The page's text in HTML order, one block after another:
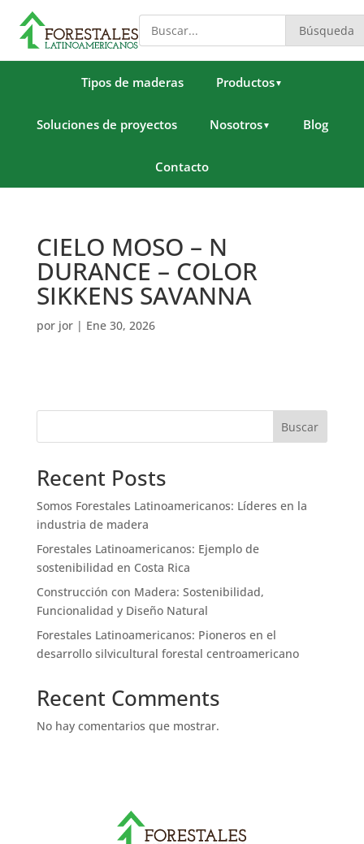
Búsqueda
Tipos de maderas Productos▼
Soluciones de proyectos Nosotros▼ Blog
Contacto
CIELO MOSO – N
DURANCE – COLOR
SIKKENS SAVANNA
por jor| Ene 30, 2026
Buscar
Recent Posts
Somos Forestales Latinoamericanos: Líderes en la
industria de madera
Forestales Latinoamericanos: Ejemplo de
sostenibilidad en Costa Rica
Construcción con Madera: Sostenibilidad,
Funcionalidad y Diseño Natural
Forestales Latinoamericanos: Pioneros en el
desarrollo silvicultural forestal centroamericano
Recent Comments
No hay comentarios que mostrar.